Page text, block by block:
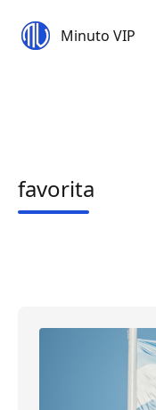
Minuto VIP
favorita